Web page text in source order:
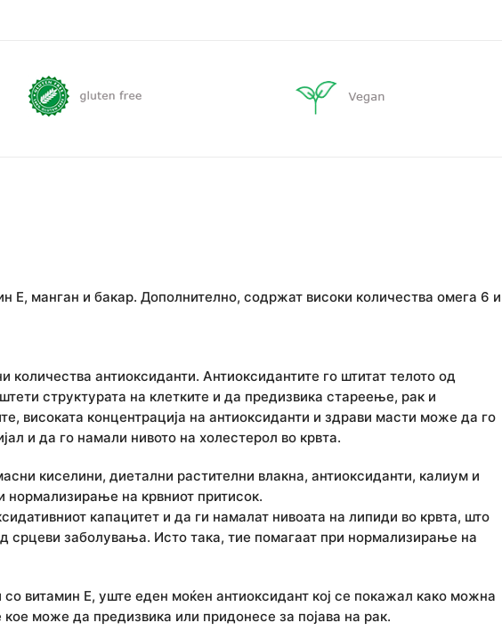
Е, манган и бакар. Дополнително, содржат високи количества омега 6 и
количества антиоксиданти. Антиоксидантите го штитат телото од
структурата на клетките и да предизвика стареење, рак и
високата концентрација на антиоксиданти и здрави масти може да го
и да го намали нивото на холестерол во крвта.
киселини, диетални растителни влакна, антиоксиданти, калиум и
на крвниот притисок.
капацитет и да ги намалат нивоата на липиди во крвта, што
срцеви заболувања. Исто така, тие помагаат при нормализирање на
витамин Е, уште еден моќен антиоксидант кој се покажал како можна
може да предизвика или придонесе за појава на рак.